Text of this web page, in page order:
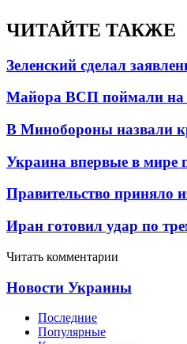
ЧИТАЙТЕ ТАКЖЕ
Зеленский сделал
Майора ВСП поймали
В Минобороны назвали
Украина впервые в мире
Правительство приняло
Иран готовил удар по
Читать комментарии
Новости Украины
Последние
Популярные